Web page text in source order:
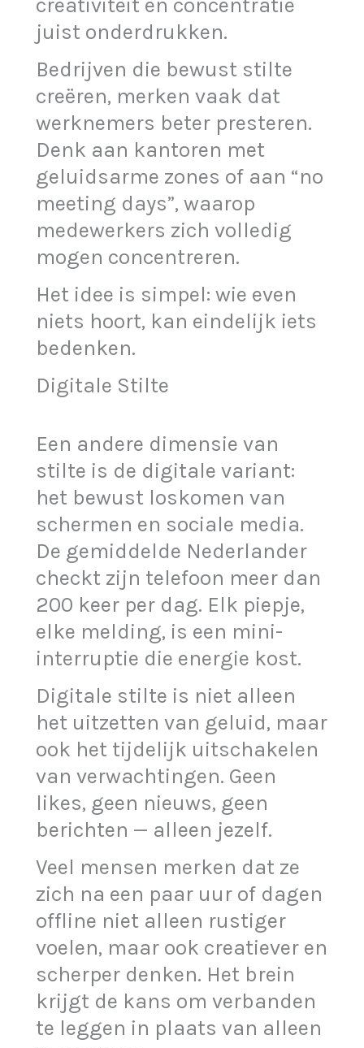
creativiteit en concentratie
juist onderdrukken.
Bedrijven die bewust stilte
creëren, merken vaak dat
werknemers beter presteren.
Denk aan kantoren met
geluidsarme zones of aan “no
meeting days”, waarop
medewerkers zich volledig
mogen concentreren.
Het idee is simpel: wie even
niets hoort, kan eindelijk iets
bedenken.
Digitale Stilte
Een andere dimensie van
stilte is de digitale variant:
het bewust loskomen van
schermen en sociale media.
De gemiddelde Nederlander
checkt zijn telefoon meer dan
200 keer per dag. Elk piepje,
elke melding, is een mini-
interruptie die energie kost.
Digitale stilte is niet alleen
het uitzetten van geluid, maar
ook het tijdelijk uitschakelen
van verwachtingen. Geen
likes, geen nieuws, geen
berichten — alleen jezelf.
Veel mensen merken dat ze
zich na een paar uur of dagen
offline niet alleen rustiger
voelen, maar ook creatiever en
scherper denken. Het brein
krijgt de kans om verbanden
te leggen in plaats van alleen